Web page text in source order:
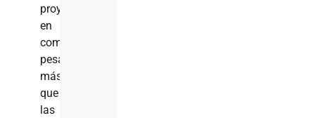
proyectos
en
común
pesan
más
que
las